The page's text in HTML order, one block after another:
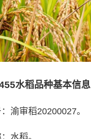
水稻品种基本信息
渝审稻20200027。